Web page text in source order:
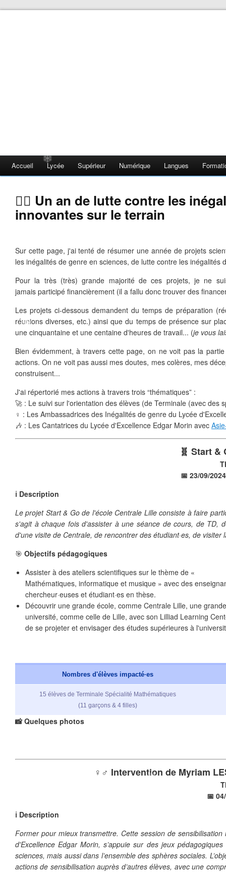
❄
❄
❄
❄
Accueil Lycée Supérieur Numérique Langues
✊🏽 Un an de lutte contre les
innovantes sur le terrain
Sur cette page, j'ai tenté de résumer une année de projets
les inégalités de genre en sciences, de lutte contre les
Pour la très (très) grande majorité de ces projets, je ne
jamais participé financièrement (il a fallu donc trouver des
Les projets ci-dessous demandent du temps de préparation
réunions diverses, etc.) ainsi que du temps de présence sur
une cinquantaine et une centaine d'heures de travail... (je vous
Bien évidemment, à travers cette page, on ne voit pas la
actions. On ne voit pas aussi mes doutes, mes colères, mes
construisent...
J'ai répertorié mes actions à travers trois “thématiques” :
🚀 : Le suivi sur l'orientation des élèves (de Terminale (avec des
♀️ : Les Ambassadrices des Inégalités de genre du Lycée
🎶 : Les Cantatrices du Lycée d'Excellence Edgar Morin avec
🧬 Start &
📅 23/09/
ℹ️ Description
Le projet Start & Go de l'école Centrale Lille consiste à faire
s'agit à chaque fois d'assister à une séance de cours, de TD,
d'une visite de Centrale, de rencontrer des étudiant·es, de visiter
🎯 Objectifs pédagogiques
Assister à des ateliers scientifiques sur le thème de «
Mathématiques, informatique et musique » avec des
chercheur·euses et étudiant·es en thèse.
Découvrir une grande école, comme Centrale Lille, une grande
université, comme celle de Lille, avec son Lilliad Learning
de se projeter et envisager des études supérieures à
Nombres d'élèves impacté·es
15 élèves de Terminale Spécialité Mathématiques
(11 garçons & 4 filles)
📸 Quelques photos
♀️♂️ Intervention de Myriam
📅
ℹ️ Description
Former pour mieux transmettre. Cette session de
d'Excellence Edgar Morin, s’appuie sur des jeux
sciences, mais aussi dans l’ensemble des sphères sociales.
actions de sensibilisation auprès d’autres élèves, avec une